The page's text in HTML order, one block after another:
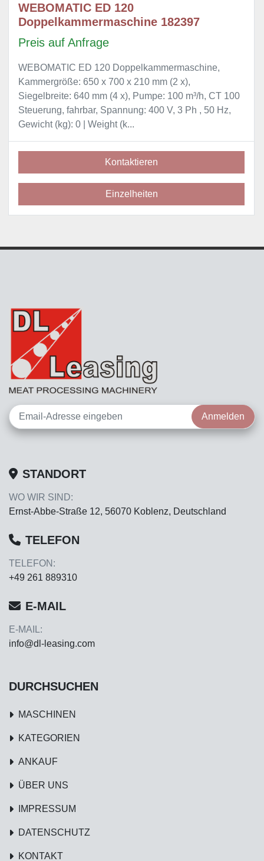
WEBOMATIC ED 120
Doppelkammermaschine 182397
Preis auf Anfrage
WEBOMATIC ED 120 Doppelkammermaschine,
Kammergröße: 650 x 700 x 210 mm (2 x),
Siegelbreite: 640 mm (4 x), Pumpe: 100 m³/h, CT 100
Steuerung, fahrbar, Spannung: 400 V, 3 Ph , 50 Hz,
Gewicht (kg): 0 | Weight (k...
Kontaktieren
Einzelheiten
Anmelden
STANDORT
WO WIR SIND:
Ernst-Abbe-Straße 12, 56070 Koblenz, Deutschland
TELEFON
TELEFON:
+49 261 889310
E-MAIL
E-MAIL:
info@dl-leasing.com
DURCHSUCHEN
MASCHINEN
KATEGORIEN
ANKAUF
ÜBER UNS
IMPRESSUM
DATENSCHUTZ
KONTAKT